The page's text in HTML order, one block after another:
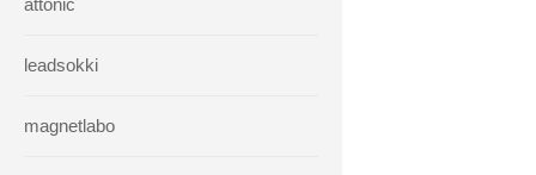
attonic
leadsokki
magnetlabo